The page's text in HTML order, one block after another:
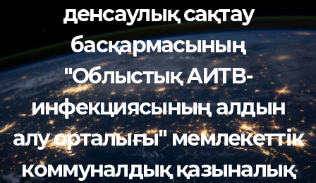
денсаулық сақтау
басқармасының
"Облыстық АИТВ-
инфекциясының алдын
алу орталығы" мемлекеттік
коммуналдық қазыналық